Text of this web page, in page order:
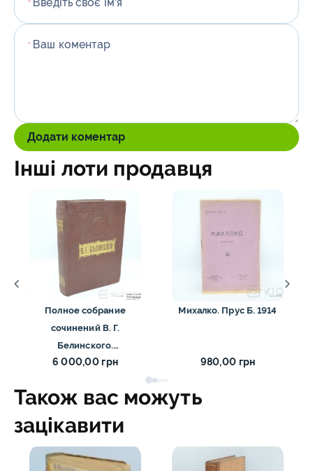
*
* Ваш коментар
Додати коментар
Інші лоти продавця
Полное собрание
сочинений В. Г.
Белинского.
Товарищество М. О.
6 000,00 грн
Михалко. Прус Б. 1914
980,00 грн
Також вас можуть
зацікавити